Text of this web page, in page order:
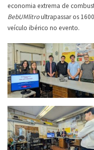
economia extrema de
BebUMlitroultrapassar os
veículo ibérico no evento.